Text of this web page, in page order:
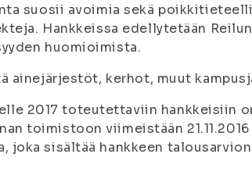
suosii avoimia sekä
Hankkeissa edellytetään
huomioimista.
ainejärjestöt, kerhot, muut
2017 toteutettaviin hankkeisiin
toimistoon viimeistään 21.11.2016
joka sisältää hankkeen